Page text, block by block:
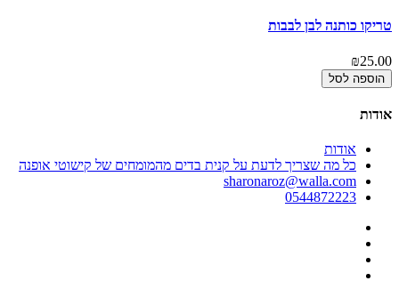
טריקו כותנה לבן לבבות
₪25.00
הוספה לסל
אודות
אודות
כל מה שצריך לדעת על קנית בדים מהמומחים של קישוטי אופנה
sharonaroz@walla.com
0544872223